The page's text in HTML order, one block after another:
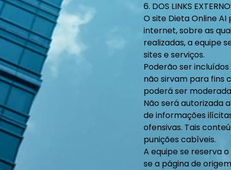
6. DOS LINKS
O site Dieta Online
internet, sobre as
realizadas, a equipe
sites e serviços.
Poderão ser
não sirvam para fins
poderá ser
Não será autorizada
de informações
ofensivas. Tais
punições cabíveis.
A equipe se reserva
se a página de